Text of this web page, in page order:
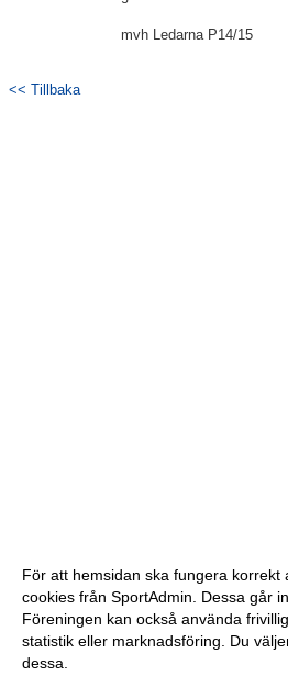
mvh Ledarna P14/15
<< Tillbaka
För att hemsidan ska fungera korrekt
cookies från SportAdmin. Dessa går
Föreningen kan också använda
statistik eller marknadsföring. Du
dessa.